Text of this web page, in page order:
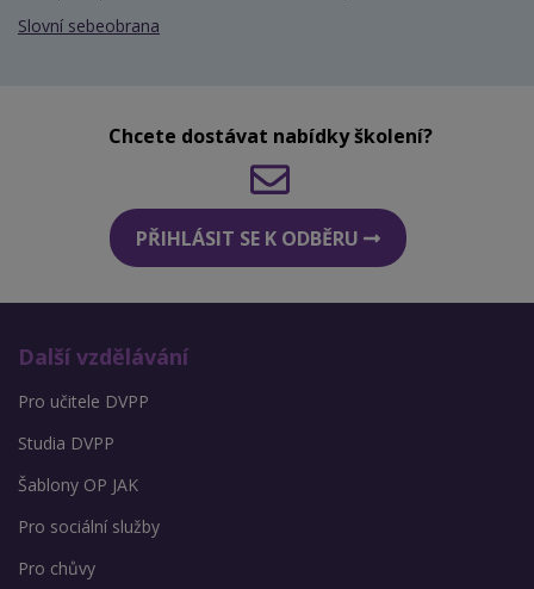
Slovní sebeobrana
Chcete dostávat nabídky školení?
PŘIHLÁSIT SE K ODBĚRU
Další vzdělávání
Pro učitele DVPP
Studia DVPP
Šablony OP JAK
Pro sociální služby
Pro chůvy